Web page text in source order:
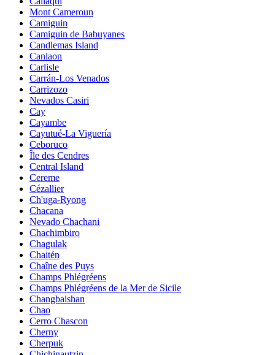
Mont Cameroun
Camiguin
Camiguin de Babuyanes
Candlemas Island
Canlaon
Carlisle
Carrán-Los Venados
Carrizozo
Nevados Casiri
Cay
Cayambe
Cayutué-La Viguería
Ceboruco
Île des Cendres
Central Island
Cereme
Cézallier
Ch'uga-Ryong
Chacana
Nevado Chachani
Chachimbiro
Chagulak
Chaitén
Chaîne des Puys
Champs Phlégréens
Champs Phlégréens de la Mer de Sicile
Changbaishan
Chao
Cerro Chascon
Cherny
Cherpuk